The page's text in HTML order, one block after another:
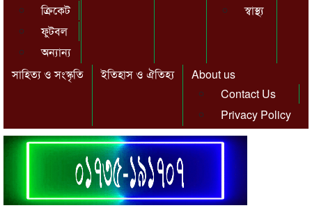
ক্রিকেট
ফুটবল
অন্যান্য
স্বাস্থ্য
সাহিত্য ও সংস্কৃতি ইতিহাস ও ঐতিহ্য
About us
Contact Us
Privacy Policy